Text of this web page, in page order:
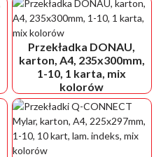
Przekładka DONAU,
karton, A4, 235x300mm,
1-10, 1 karta, mix
kolorów